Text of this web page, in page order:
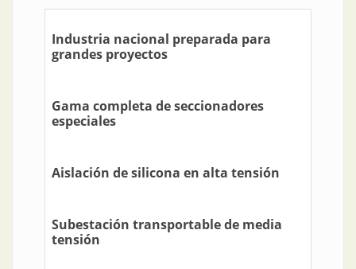
Industria nacional preparada para
grandes proyectos
Gama completa de seccionadores
especiales
Aislación de silicona en alta tensión
Subestación transportable de media
tensión